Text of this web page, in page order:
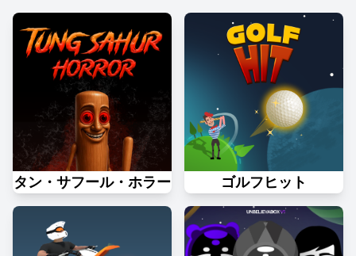
タン・サフール・ホラー ゴルフヒット